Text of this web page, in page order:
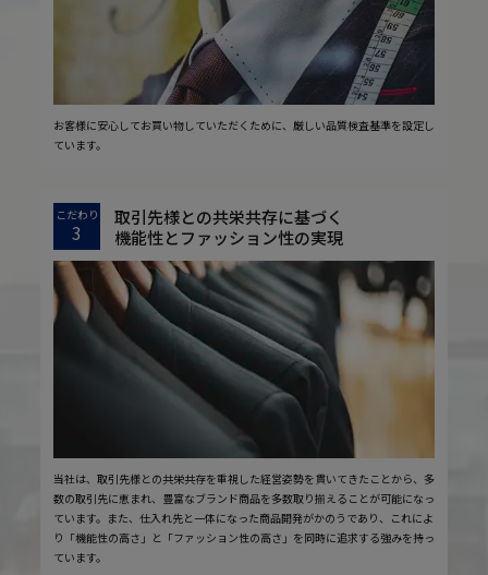
お客様に安心してお買い物していただくために、厳しい品質検査基準を設定し
ています。
こだわり
3
取引先様との共栄共存に基づく
機能性とファッション性の実現
当社は、取引先様との共栄共存を重視した経営姿勢を貫いてきたことから、多
数の取引先に恵まれ、豊富なブランド商品を多数取り揃えることが可能になっ
ています。また、仕入れ先と一体になった商品開発がかのうであり、これによ
り「機能性の高さ」と「ファッション性の高さ」を同時に追求する強みを持っ
ています。